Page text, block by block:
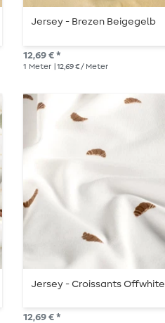
Jersey - Brezen Beigegelb
12,69 € *
1 Meter | 12,69 € / Meter
Jersey - Croissants Offwhite
12,69 € *